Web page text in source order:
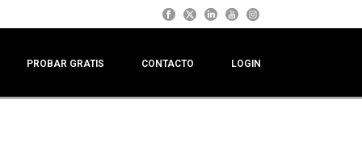
PROBAR GRATIS CONTACTO LOGIN